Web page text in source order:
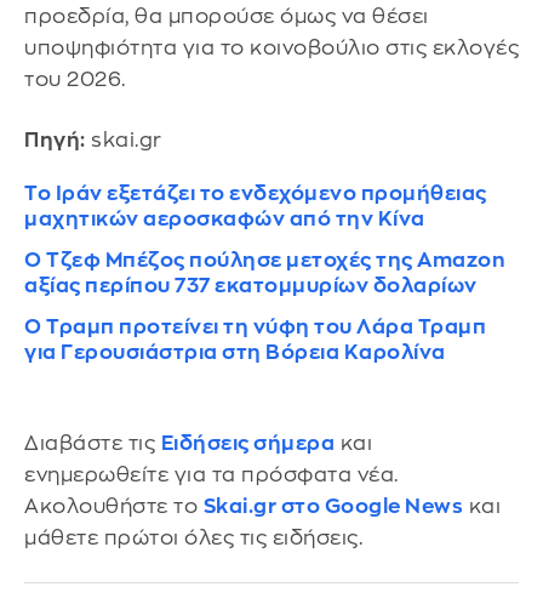
προεδρία, θα μπορούσε όμως να θέσει
υποψηφιότητα για το κοινοβούλιο στις εκλογές
του 2026.
Πηγή: skai.gr
Το Ιράν εξετάζει το ενδεχόμενο προμήθειας
μαχητικών αεροσκαφών από την Κίνα
Ο Τζεφ Μπέζος πούλησε μετοχές της Amazon
αξίας περίπου 737 εκατομμυρίων δολαρίων
Ο Τραμπ προτείνει τη νύφη του Λάρα Τραμπ
για Γερουσιάστρια στη Βόρεια Καρολίνα
Διαβάστε τις Ειδήσεις σήμερα και
ενημερωθείτε για τα πρόσφατα νέα.
Ακολουθήστε το Skai.gr στο Google News και
μάθετε πρώτοι όλες τις ειδήσεις.